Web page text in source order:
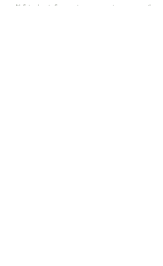
qu’il fait des informations, exercices et outils